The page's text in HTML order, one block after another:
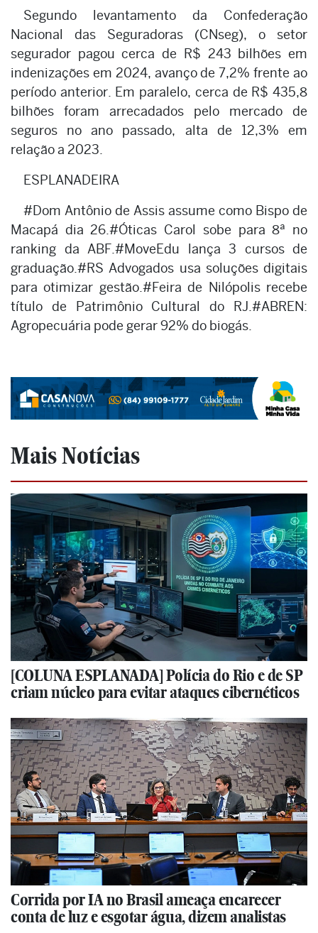
Segundo levantamento da Confederação
Nacional das Seguradoras (CNseg), o setor
segurador pagou cerca de R$ 243 bilhões em
indenizações em 2024, avanço de 7,2% frente ao
período anterior. Em paralelo, cerca de R$ 435,8
bilhões foram arrecadados pelo mercado de
seguros no ano passado, alta de 12,3% em
relação a 2023.
ESPLANADEIRA
#Dom Antônio de Assis assume como Bispo de
Macapá dia 26.#Óticas Carol sobe para 8ª no
ranking da ABF.#MoveEdu lança 3 cursos de
graduação.#RS Advogados usa soluções digitais
para otimizar gestão.#Feira de Nilópolis recebe
título de Patrimônio Cultural do RJ.#ABREN:
Agropecuária pode gerar 92% do biogás.
Mais Notícias
[COLUNA ESPLANADA] Polícia do Rio e de SP
criam núcleo para evitar ataques cibernéticos
Corrida por IA no Brasil ameaça encarecer
conta de luz e esgotar água, dizem analistas